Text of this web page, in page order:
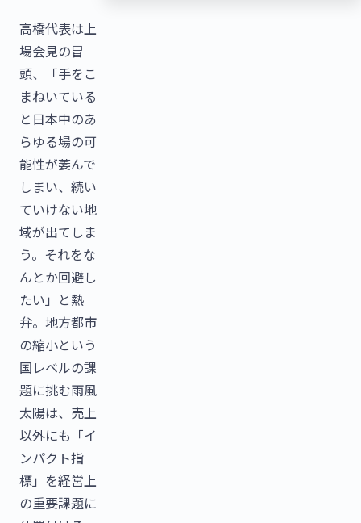
高橋代表は上
場会見の冒
頭、「手をこ
まねいている
と日本中のあ
らゆる場の可
能性が萎んで
しまい、続い
ていけない地
域が出てしま
う。それをな
んとか回避し
たい」と熱
弁。地方都市
の縮小という
国レベルの課
題に挑む雨風
太陽は、売上
以外にも「イ
ンパクト指
標」を経営上
の重要課題に